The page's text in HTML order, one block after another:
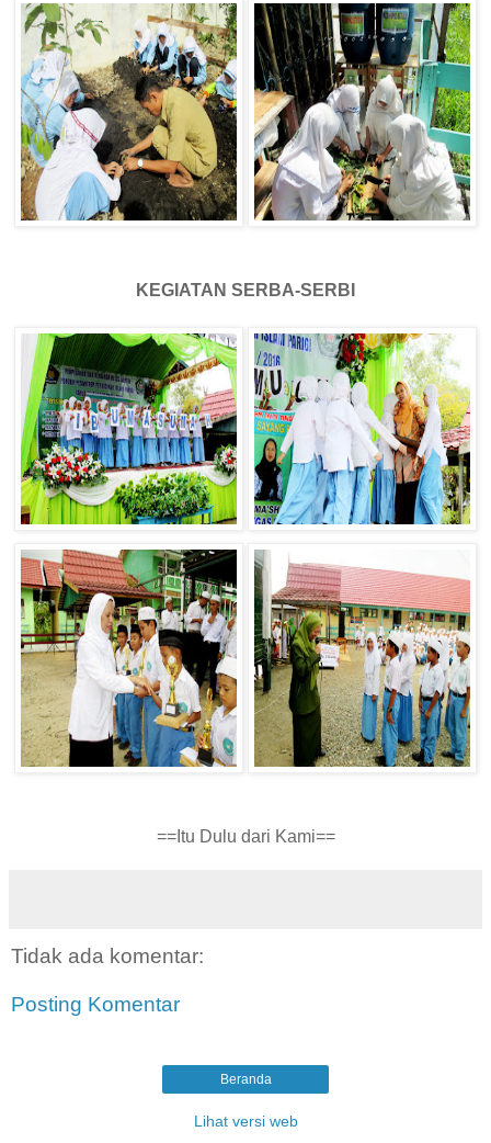
KEGIATAN SERBA-SERBI
==Itu Dulu dari Kami==
Tidak ada komentar:
Posting Komentar
Beranda
Lihat versi web